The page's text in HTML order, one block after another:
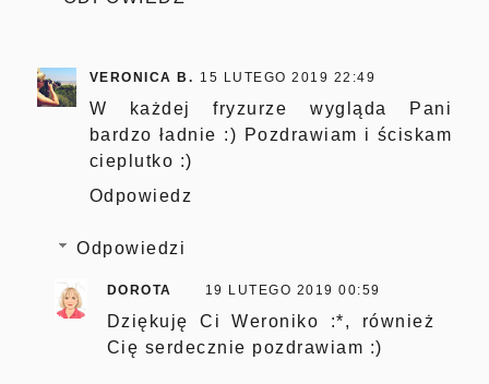
VERONICA B. 15 LUTEGO 2019 22:49
W każdej fryzurze wygląda Pani
bardzo ładnie :) Pozdrawiam i ściskam
cieplutko :)
Odpowiedz
Odpowiedzi
DOROTA 19 LUTEGO 2019 00:59
Dziękuję Ci Weroniko :*, również
Cię serdecznie pozdrawiam :)